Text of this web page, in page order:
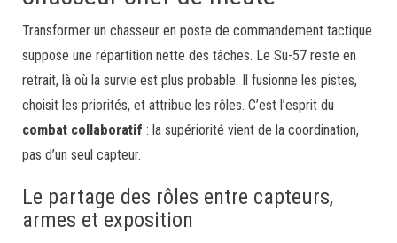
Transformer un chasseur en poste de commandement tactique
suppose une répartition nette des tâches. Le Su-57 reste en
retrait, là où la survie est plus probable. Il fusionne les pistes,
choisit les priorités, et attribue les rôles. C’est l’esprit du
combat collaboratif : la supériorité vient de la coordination,
pas d’un seul capteur.
Le partage des rôles entre capteurs,
armes et exposition